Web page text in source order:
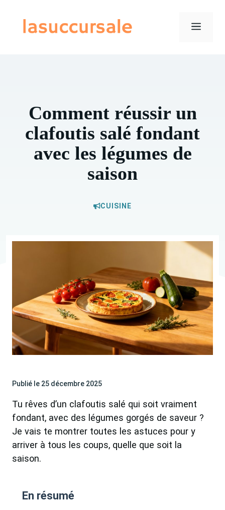
contenu
Menu
Comment réussir un
clafoutis salé fondant
avec les légumes de
saison
CUISINE
Publié le 25 décembre 2025
Tu rêves d’un clafoutis salé qui soit vraiment
fondant, avec des légumes gorgés de saveur ?
Je vais te montrer toutes les astuces pour y
arriver à tous les coups, quelle que soit la
saison.
En résumé